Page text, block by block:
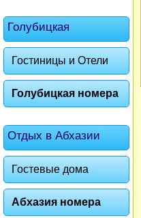
Голубицкая
Гостиницы и Отели
Голубицкая номера
Отдых в Абхазии
Гостевые дома
Абхазия номера